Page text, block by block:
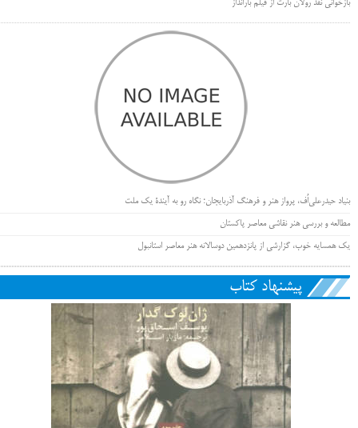
بازخوانی نقد رولان بارت از فیلم بارانداز
بنیاد حیدرعلی‌اُف، پرواز هنر و فرهنگ آذربایجان؛ نگاه رو به آیندۀ یک ملت
مطالعه و بررسی هنر نقاشی معاصر پاکستان
یک همسایه خوب، گزارشی از پانزدهمین دوسالانه هنر معاصر استانبول
پیشنهاد کتاب